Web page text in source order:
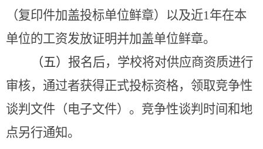
（复印件加盖投标单位鲜章）以及近1年在本
单位的工资发放证明并加盖单位鲜章。
（五） 报名后，学校将对供应商资质进行
审核，通过者获得正式投标资格，领取竞争性
谈判文件（电子文件）。竞争性谈判时间和地
点另行通知。